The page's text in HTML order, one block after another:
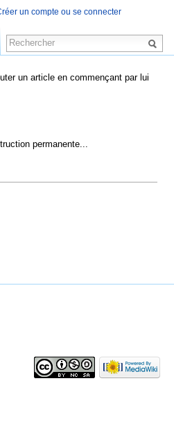
un article en commençant par lui
permanente...
un compte ou se connecter